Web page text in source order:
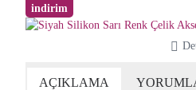
indirim
AÇIKLAMA